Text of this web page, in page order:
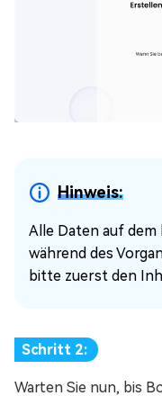
Hinweis:
Alle Daten auf
während des
bitte zuerst den
Schritt 2:
Warten Sie nun, bis